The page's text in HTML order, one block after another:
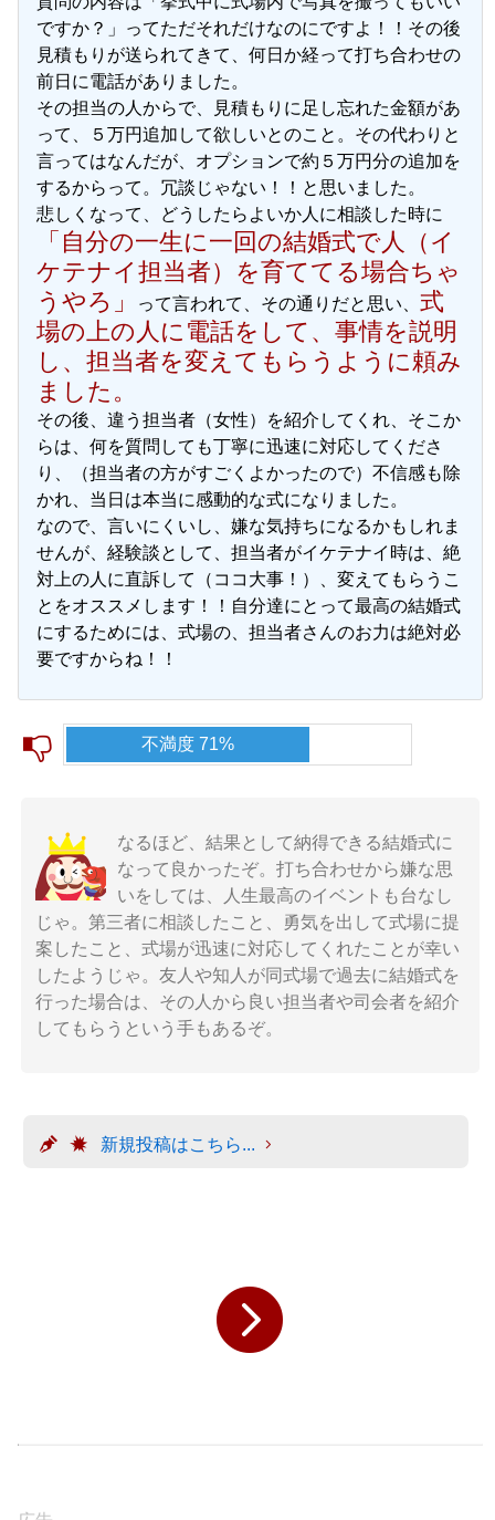
ですか？」ってただそれだけなのにですよ！！その後
見積もりが送られてきて、何日か経って打ち合わせの
前日に電話がありました。
その担当の人からで、見積もりに足し忘れた金額があ
って、５万円追加して欲しいとのこと。その代わりと
言ってはなんだが、オプションで約５万円分の追加を
するからって。冗談じゃない！！と思いました。
悲しくなって、どうしたらよいか人に相談した時に
「自分の一生に一回の結婚式で人（イ
ケテナイ担当者）を育ててる場合ちゃ
うやろ」
って言われて、その通りだと思い、 式
場の上の人に電話をして、事情を説明
し、担当者を変えてもらうように頼み
ました。
その後、違う担当者（女性）を紹介してくれ、そこか
らは、何を質問しても丁寧に迅速に対応してくださ
り、（担当者の方がすごくよかったので）不信感も除
かれ、当日は本当に感動的な式になりました。
なので、言いにくいし、嫌な気持ちになるかもしれま
せんが、経験談として、担当者がイケテナイ時は、絶
対上の人に直訴して（ココ大事！）、変えてもらうこ
とをオススメします！！自分達にとって最高の結婚式
にするためには、式場の、担当者さんのお力は絶対必
要ですからね！！
不満度 71%
なるほど、結果として納得できる結婚式に
なって良かったぞ。打ち合わせから嫌な思
いをしては、人生最高のイベントも台なし
じゃ。第三者に相談したこと、勇気を出して式場に提
案したこと、式場が迅速に対応してくれたことが幸い
したようじゃ。友人や知人が同式場で過去に結婚式を
行った場合は、その人から良い担当者や司会者を紹介
してもらうという手もあるぞ。
新規投稿はこちら...